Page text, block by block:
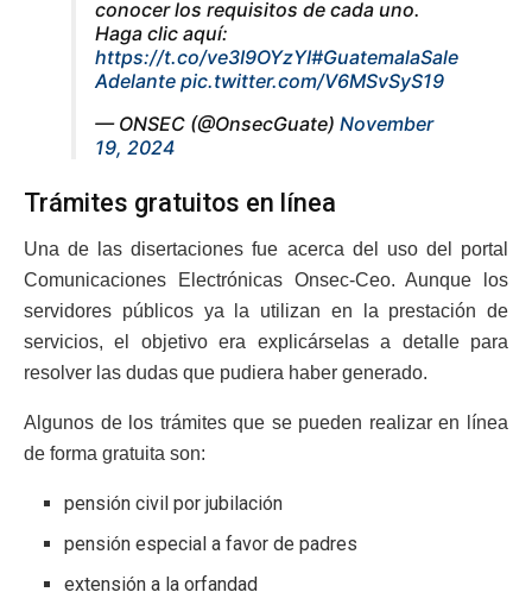
conocer los requisitos de cada uno.
Haga clic aquí:
https://t.co/ve3I9OYzYI#GuatemalaSale
Adelante pic.twitter.com/V6MSvSyS19
— ONSEC (@OnsecGuate) November
19, 2024
Trámites gratuitos en línea
Una de las disertaciones fue acerca del uso del portal
Comunicaciones Electrónicas Onsec-Ceo. Aunque los
servidores públicos ya la utilizan en la prestación de
servicios, el objetivo era explicárselas a detalle para
resolver las dudas que pudiera haber generado.
Algunos de los trámites que se pueden realizar en línea
de forma gratuita son:
pensión civil por jubilación
pensión especial a favor de padres
extensión a la orfandad